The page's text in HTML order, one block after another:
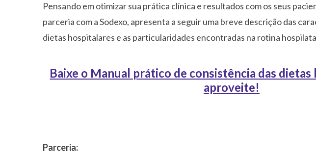
Pensando em otimizar sua prática clínica e resultados com os seus
parceria com a Sodexo, apresenta a seguir uma breve descrição das
dietas hospitalares e as particularidades encontradas na rotina
Baixe o Manual prático de consistência das dietas
aproveite!
Parceria: